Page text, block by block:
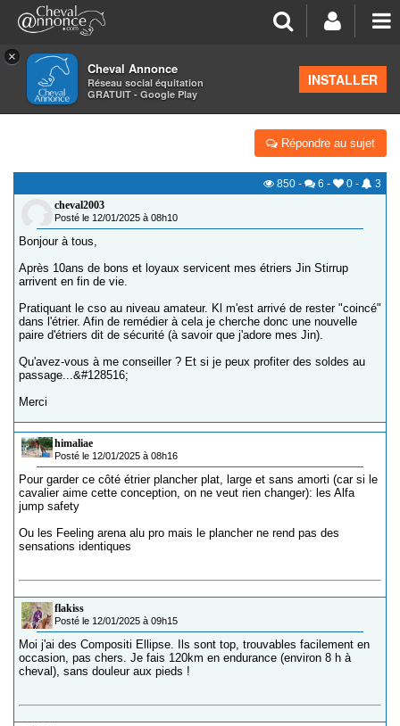
×
Cheval Annonce
Réseau social équitation
GRATUIT - Google Play
INSTALLER
>Équipements
ETRIERS SÉCURITÉ
Répondre au sujet
850 - 6 - 0 -
3
cheval2003
Posté le 12/01/2025 à 08h10
Bonjour à tous,
Après 10ans de bons et loyaux servicent mes étriers Jin Stirrup
arrivent en fin de vie.
Pratiquant le cso au niveau amateur. Kl m'est arrivé de rester "coincé"
dans l'étrier. Afin de remédier à cela je cherche donc une nouvelle
paire d'étriers dit de sécurité (à savoir que j'adore mes Jin).
Qu'avez-vous à me conseiller ? Et si je peux profiter des soldes au
passage...&#128516;
Merci
himaliae
Posté le 12/01/2025 à 08h16
Pour garder ce côté étrier plancher plat, large et sans amorti (car si le
cavalier aime cette conception, on ne veut rien changer): les Alfa
jump safety
Ou les Feeling arena alu pro mais le plancher ne rend pas des
sensations identiques
flakiss
Posté le 12/01/2025 à 09h15
Moi j'ai des Compositi Ellipse. Ils sont top, trouvables facilement en
occasion, pas chers. Je fais 120km en endurance (environ 8 h à
cheval), sans douleur aux pieds !